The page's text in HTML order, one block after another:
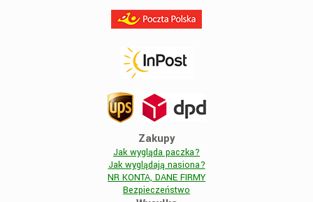
Zakupy
Jak wygląda paczka?
Jak wyglądają nasiona?
NR KONTA, DANE FIRMY
Bezpieczeństwo